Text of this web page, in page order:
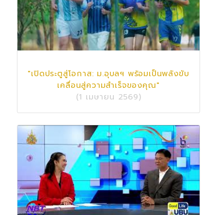
"เปิดประตูสู่โอกาส: ม.อุบลฯ พร้อมเป็นพลังขับ
เคลื่อนสู่ความสำเร็จของคุณ"
(1 เมษายน 2569)